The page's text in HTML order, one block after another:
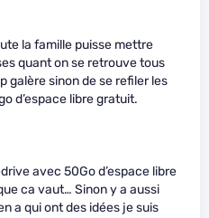
la famille puisse mettre
quant on se retrouve tous
galère sinon de se refiler les
d’espace libre gratuit.
avec 50Go d’espace libre
ca vaut… Sinon y a aussi
a qui ont des idées je suis